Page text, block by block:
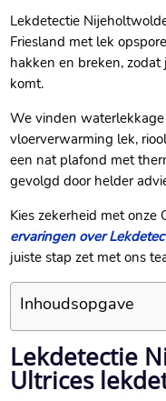
Lekdetectie
Friesland met lek
hakken en breken,
komt.
We vinden
vloerverwarming lek,
een nat plafond met
gevolgd door helder
Kies zekerheid met onze
ervaringen over
juiste stap zet met ons
Inhoudsopgave
Lekdetectie
Ultrices